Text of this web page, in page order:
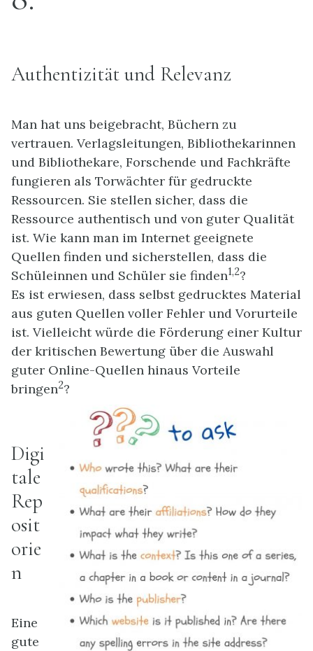
Authentizität und Relevanz
Man hat uns beigebracht, Büchern zu
vertrauen. Verlagsleitungen, Bibliothekarinnen
und Bibliothekare, Forschende und Fachkräfte
fungieren als Torwächter für gedruckte
Ressourcen. Sie stellen sicher, dass die
Ressource authentisch und von guter Qualität
ist. Wie kann man im Internet geeignete
Quellen finden und sicherstellen, dass die
Schüleinnen und Schüler sie finden1,2?
Es ist erwiesen, dass selbst gedrucktes Material
aus guten Quellen voller Fehler und Vorurteile
ist. Vielleicht würde die Förderung einer Kultur
der kritischen Bewertung über die Auswahl
guter Online-Quellen hinaus Vorteile
bringen2?
Digi
tale
Rep
osit
orie
n
Eine
gute